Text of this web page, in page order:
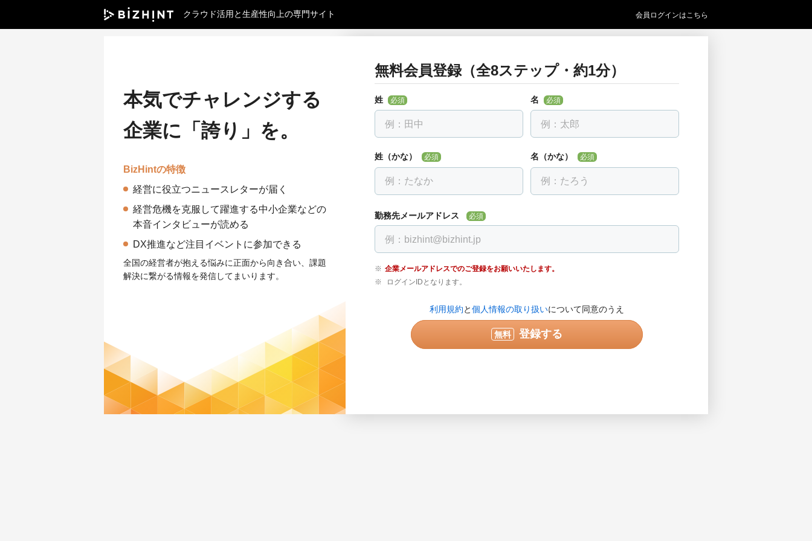
クラウド活用と生産性向上の専門サイト 会員ログインはこちら
無料会員登録（全8ステップ・約1分）
姓 必須 名 必須
姓（かな） 必須 名（かな） 必須
勤務先メールアドレス 必須
企業メールアドレスでのご登録をお願いいたします。
ログインIDとなります。
利用規約と個人情報の取り扱いについて同意のうえ
無料 登録する
お勤め先について教えて下さい 必須
会社名を入力し、下に出る候補を選んでください。見つからない場合は「該当なし」を選べま
電話番号 必須
実際に連絡可能な電話番号を半角数字で入力してください。入力例で示され
ている番号は使用できません。
本気でチャレンジする
企業に「誇り」を。
BizHintの特徴
経営に役立つニュースレターが届く
経営危機を克服して躍進する中小企業などの
本音インタビューが読める
DX推進など注目イベントに参加できる
全国の経営者が抱える悩みに正面から向き合い、課題
解決に繋がる情報を発信してまいります。